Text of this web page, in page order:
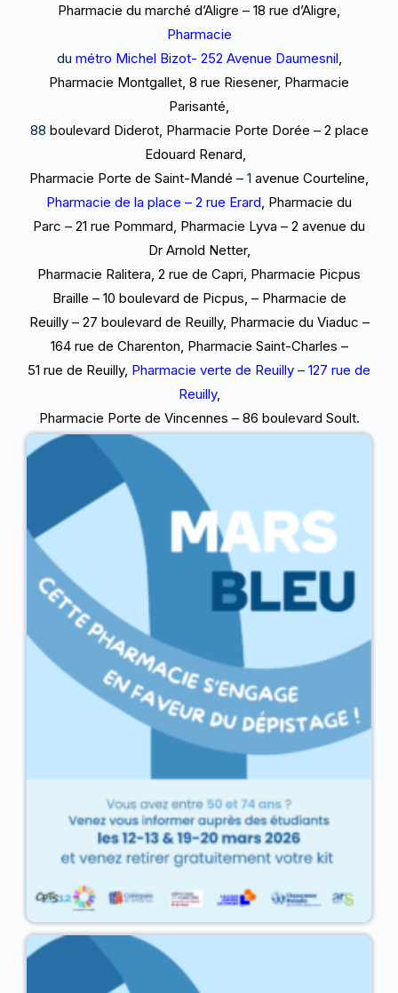
Pharmacie du marché d’Aligre – 18 rue d’Aligre,
Pharmacie
du métro Michel Bizot- 252 Avenue Daumesnil,
Pharmacie Montgallet, 8 rue Riesener, Pharmacie
Parisanté,
88 boulevard Diderot, Pharmacie Porte Dorée – 2 place
Edouard Renard,
Pharmacie Porte de Saint-Mandé – 1 avenue Courteline,
Pharmacie de la place – 2 rue Erard, Pharmacie du
Parc – 21 rue Pommard, Pharmacie Lyva – 2 avenue du
Dr Arnold Netter,
Pharmacie Ralitera, 2 rue de Capri, Pharmacie Picpus
Braille – 10 boulevard de Picpus, – Pharmacie de
Reuilly – 27 boulevard de Reuilly, Pharmacie du Viaduc –
164 rue de Charenton, Pharmacie Saint-Charles –
51 rue de Reuilly, Pharmacie verte de Reuilly – 127 rue de
Reuilly,
Pharmacie Porte de Vincennes – 86 boulevard Soult.